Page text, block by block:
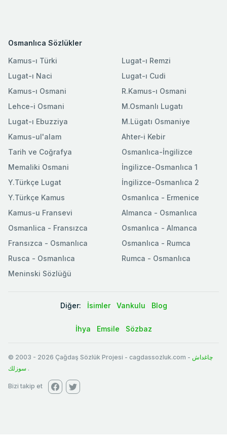
Osmanlıca Sözlükler
Kamus-ı Türki
Lugat-ı Naci
Kamus-ı Osmani
Lehce-i Osmani
Lugat-ı Ebuzziya
Lugat-ı Remzi
Lugat-ı Cudi
R.Kamus-ı Osmani
M.Osmanlı Lugatı
M.Lügatı Osmaniye
Kamus-ul'alam
Tarih ve Coğrafya
Memaliki Osmani
Y.Türkçe Lugat
Y.Türkçe Kamus
Ahter-i Kebir
Osmanlıca-İngilizce
İngilizce-Osmanlıca 1
İngilizce-Osmanlıca 2
Osmanlıca - Ermenice
Kamus-u Fransevi
Osmanlica - Fransızca
Fransızca - Osmanlıca
Rusca - Osmanlıca
Meninski Sözlüğü
Almanca - Osmanlıca
Osmanlıca - Almanca
Osmanlıca - Rumca
Rumca - Osmanlıca
Diğer: İsimler Vankulu Blog
İhya Emsile Sözbaz
© 2003 - 2026 Çağdaş Sözlük Projesi - cagdassozluk.com - چاغداش
سوزلك .
Bizi takip et